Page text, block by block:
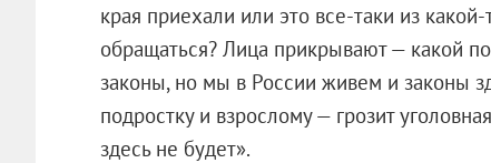
края приехали или это все-таки из
обращаться? Лица прикрывают — какой
законы, но мы в России живем и законы
подростку и взрослому — грозит
здесь не будет».